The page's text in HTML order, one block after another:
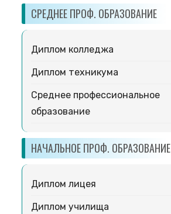
СРЕДНЕЕ ПРОФ. ОБРАЗОВАНИЕ
Диплом колледжа
Диплом техникума
Среднее профессиональное
образование
НАЧАЛЬНОЕ ПРОФ. ОБРАЗОВАНИЕ
Диплом лицея
Диплом училища